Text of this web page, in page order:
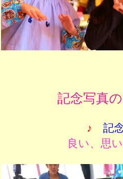
記念写真
♪
記
良い、思